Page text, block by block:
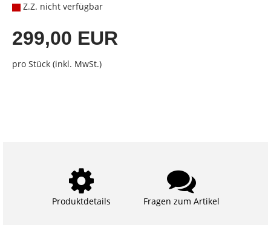
Z.Z. nicht verfügbar
299,00 EUR
pro Stück (inkl. MwSt.)
Produktdetails Fragen zum Artikel